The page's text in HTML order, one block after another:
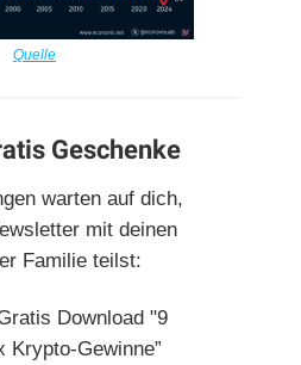
Quelle
Geschenke
warten auf dich,
mit deinen
Familie teilst:
Download "9
Krypto-Gewinne”